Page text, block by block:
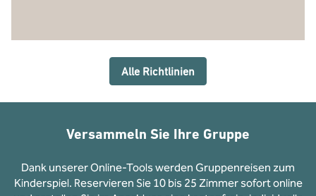
Alle Richtlinien
Versammeln Sie Ihre Gruppe
Dank unserer Online-Tools werden Gruppenreisen zum
Kinderspiel. Reservieren Sie 10 bis 25 Zimmer sofort online